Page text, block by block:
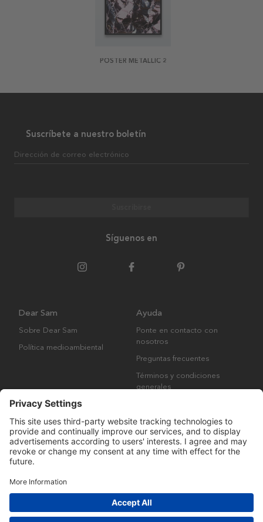
POSTER METALLIC 2
Suscríbete a nuestro boletín
Dirección de correo electrónico
Síguenos en
Dear Sam
Sobre Dear Sam
Política medioambiental
Ayuda
Ponte en contacto con
nosotros
Preguntas frecuentes
Términos y condiciones
generales
Derechos de autor © Many Brands AB 2023. Todos los derechos